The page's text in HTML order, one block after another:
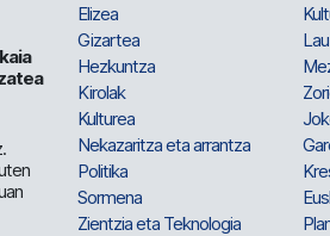
Elizea
Gizartea
Hezkuntza
Kirolak
Kulturea
Nekazaritza eta arrantza
Politika
Sormena
Zientzia eta Teknologia